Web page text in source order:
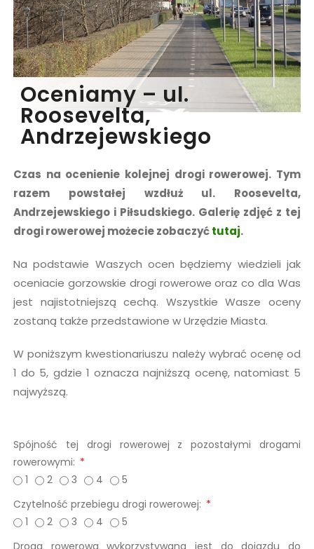
Oceniamy – ul.
Roosevelta,
Andrzejewskiego
Czas na ocenienie kolejnej drogi rowerowej. Tym
razem powstałej wzdłuż ul. Roosevelta,
Andrzejewskiego i Piłsudskiego. Galerię zdjęć z tej
drogi rowerowej możecie zobaczyćtutaj.
Na podstawie Waszych ocen będziemy wiedzieli jak
oceniacie gorzowskie drogi rowerowe oraz co dla Was
jest najistotniejszą cechą. Wszystkie Wasze oceny
zostaną także przedstawione w Urzędzie Miasta.
W poniższym kwestionariuszu należy wybrać ocenę od
1 do 5, gdzie 1 oznacza najniższą ocenę, natomiast 5
najwyższą.
Spójność tej drogi rowerowej z pozostałymi drogami
rowerowymi:
1
2 3 4
5
Czytelność przebiegu drogi rowerowej:
1
2 3 4
5